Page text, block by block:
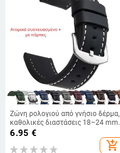
Ζώνη ρολογιού από γνήσιο δέρμα,
καθολικές διαστάσεις 18–24 mm,
unisex, με κομμένες άκρες,
6.95 €
add_shopping_cart